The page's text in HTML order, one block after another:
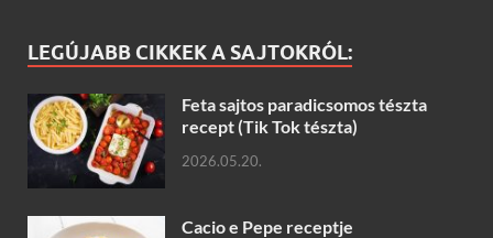
LEGÚJABB CIKKEK A SAJTOKRÓL:
Feta sajtos paradicsomos tészta
recept (Tik Tok tészta)
2026.05.20.
Cacio e Pepe receptje